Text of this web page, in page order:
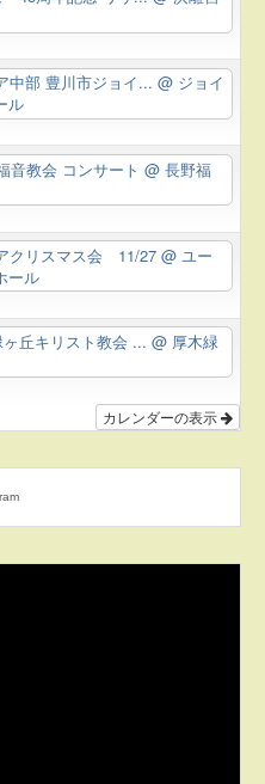
中部 豊川市ジョイ... @ ジョイ
ル
音教会 コンサート @ 長野福
クリスマス会 11/27 @ ユー
ール
丘キリスト教会 ... @ 厚木緑
カレンダーの表示